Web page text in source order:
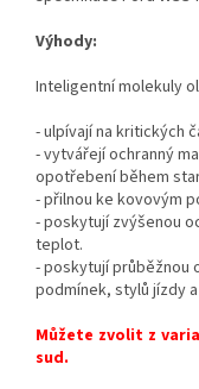
Výhody:
Inteligentní molekuly
- ulpívají na kritických
- vytvářejí ochranný
opotřebení během
- přilnou ke kovovým
- poskytují zvýšenou
teplot.
- poskytují průběžnou
podmínek, stylů jízdy
Můžete zvolit z
sud.